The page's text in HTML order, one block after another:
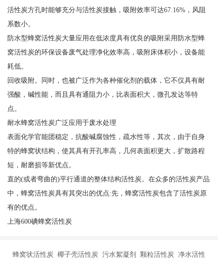
活性炭方孔时能够充分与活性炭接触，吸附效率可达67.16%，风阻
系数小。
防水型蜂窝活性炭大量应用在低浓度具有优良的吸附采用防水型蜂
窝活性炭的环保设备废气处理净化效率高，吸附床体积小，设备能
耗低。
回收吸附。同时，也被广泛作为各种催化剂的载体，它不仅具有耐
强酸，碱性能，而且具有通阻力小，比表面积大，微孔发达等特
点。
耐水蜂窝活性炭广泛应用于废水处理
表面化学官能团稳定，抗酸碱腐蚀性，疏水性等，其次，由于自身
特的蜂窝状结构，使其具有开孔率高，几何表面积更大，扩散路程
短，耐磨损等新优点。
直的(或者弯曲的)平行通道的整体结构活性炭。在众多的活性炭产品
中，蜂窝活性炭具有其突出的优点:先，蜂窝活性炭包含了活性炭原
有的优点。
上海600碘蜂窝活性炭
蜂窝状活性炭 椰子壳活性炭 污水絮凝剂 颗粒活性炭 净水活性